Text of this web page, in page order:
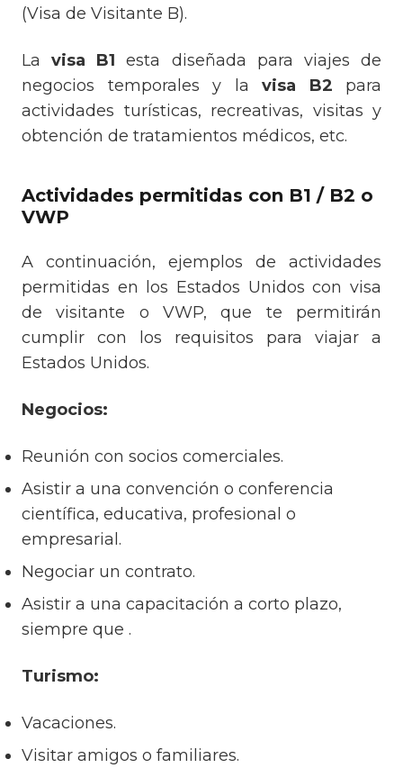
(Visa de Visitante B).
Lavisa B1 esta diseñada para viajes de
negocios temporales y la visa B2 para
actividades turísticas, recreativas, visitas y
obtención de tratamientos médicos, etc.
Actividades permitidas con B1 / B2 o
VWP
A continuación, ejemplos de actividades
permitidas en los Estados Unidos con visa
de visitante o VWP, que te permitirán
cumplir con los requisitos para viajar a
Estados Unidos.
Negocios:
Reunión con socios comerciales.
Asistir a una convención o conferencia
científica, educativa, profesional o
empresarial.
Negociar un contrato.
Asistir a una capacitación a corto plazo,
siempre que .
Turismo:
Vacaciones.
Visitar amigos o familiares.